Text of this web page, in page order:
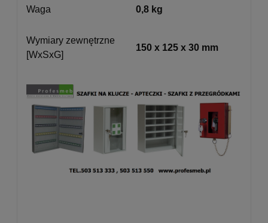
Waga 0,8 kg
Wymiary zewnętrzne
[WxSxG]
150 x 125 x 30 mm